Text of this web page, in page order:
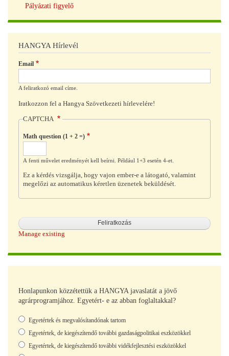
Pályázati figyelő
HANGYA Hírlevél
Email
A feliratkozó email címe.
Iratkozzon fel a Hangya Szövetkezeti hírlevelére!
CAPTCHA
Math question (1 + 2 =)
A fenti művelet eredményét kell beírni. Például 1+3 esetén 4-et.
Ez a kérdés vizsgálja, hogy vajon ember-e a látogató, valamint
megelőzi az automatikus kéretlen üzenetek beküldését.
Manage existing
Honlapunkon közzétettük a HANGYA javaslatát a jövő
agrárprogramjához. Egyetért- e az abban foglaltakkal?
Választások
Egyetértek és megvalósítandónak tartom
Egyetértek, de kiegészítendő további gazdaságpolitikai eszközökkel
Egyetértek, de kiegészítendő további vidékfejlesztési eszközökkel